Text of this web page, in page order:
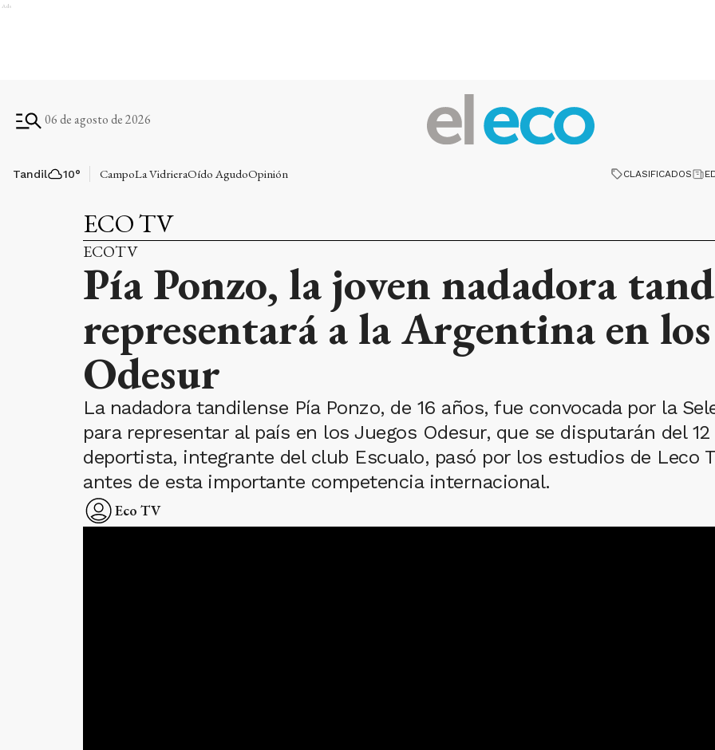
Ads
06 de agosto de 2026
Tandil 10° CampoLa VidrieraOído AgudoOpinión CLASIFICADOS
ECO TV
ECOTV
Pía Ponzo, la joven nadadora
representará a la Argentina en los
Odesur
La nadadora tandilense Pía Ponzo, de 16 años, fue convocada por la
para representar al país en los Juegos Odesur, que se disputarán del
deportista, integrante del club Escualo, pasó por los estudios de Leco
antes de esta importante competencia internacional.
Eco TV